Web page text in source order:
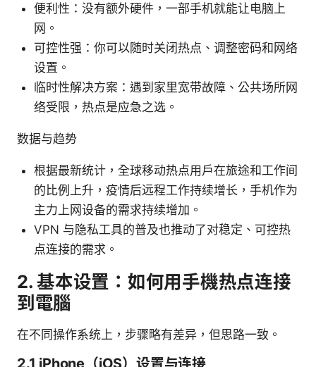
便利性：没有额外硬件，一部手机就能让电脑上
网。
可控性强：你可以随时关闭热点、调整密码和网络
设置。
临时性解决方案：遇到家里宽带故障、公共场所网
络受限，热点是应急之选。
数据与趋势
根据最新统计，全球移动热点用户在旅途和工作间
的比例上升，疫情后远程工作持续增长，手机作为
主力上网设备的需求持续增加。
VPN 与隐私工具的普及也推动了对稳定、可控热
点连接的需求。
2. 基本设置：如何用手機热点连接
到電腦
在不同操作系统上，步骤略有差异，但思路一致。
2.1 iPhone（iOS）设置与连接